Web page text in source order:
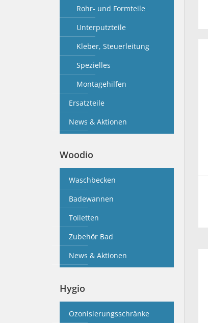
Rohr- und Formteile
Unterputzteile
Kleber, Steuerleitung
Spezielles
Montagehilfen
Ersatzteile
News & Aktionen
Woodio
Waschbecken
Badewannen
Toiletten
Zubehör Bad
News & Aktionen
Hygio
Ozonisierungsschränke